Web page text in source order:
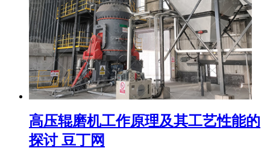
高压辊磨机工作原理及其工艺性能的
探讨 豆丁网